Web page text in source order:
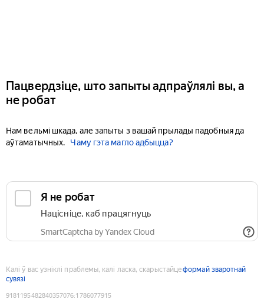
Пацвердзіце, што запыты адпраўлялі вы, а
не робат
Нам вельмі шкада, але запыты з вашай прылады падобныя да
аўтаматычных.
Чаму гэта магло адбыцца?
Я не робат
Націсніце, каб працягнуць
SmartCaptcha by Yandex Cloud
Калі ў вас узніклі праблемы, калі ласка, скарыстайцеформай зваротнай
сувязі
9181195482840357076:1786077915